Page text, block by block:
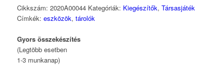
Cikkszám: 2020A00044 Kategóriák: Kiegészítők, Társasjáték
Címkék: eszközök, tárolók
Gyors összekészítés
(Legtöbb esetben
1-3 munkanap)